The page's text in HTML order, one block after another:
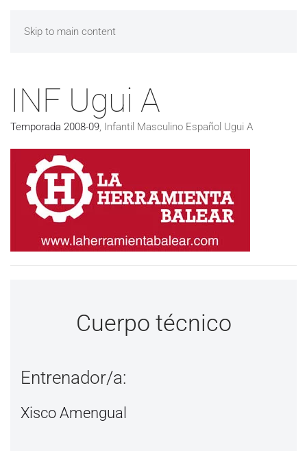
Skip to main content
INF Ugui A
Temporada 2008-09, Infantil Masculino Español Ugui A
Cuerpo técnico
Entrenador/a:
Xisco Amengual